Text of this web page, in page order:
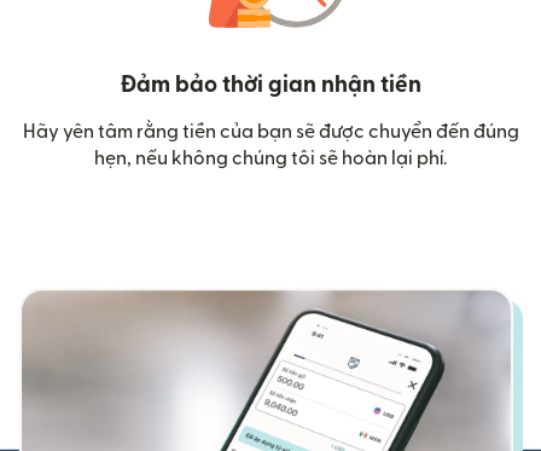
Đảm bảo thời gian nhận tiền
Hãy yên tâm rằng tiền của bạn sẽ được chuyển đến đúng
hẹn, nếu không chúng tôi sẽ hoàn lại phí.